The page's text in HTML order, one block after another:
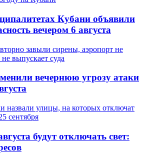
Кубани объявили
вечером 6 августа
вечернюю угрозу атаки
будут отключать свет: